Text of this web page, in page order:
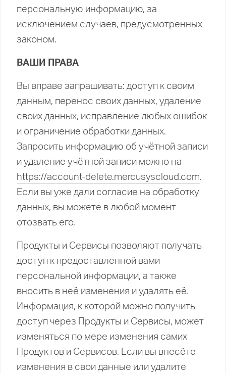
персональную информацию, за
исключением случаев, предусмотренных
законом.
ВАШИ ПРАВА
Вы вправе запрашивать: доступ к своим
данным, перенос своих данных, удаление
своих данных, исправление любых ошибок
и ограничение обработки данных.
Запросить информацию об учётной записи
и удаление учётной записи можно на
https://account-delete.mercusyscloud.com.
Если вы уже дали согласие на обработку
данных, вы можете в любой момент
отозвать его.
Продукты и Сервисы позволяют получать
доступ к предоставленной вами
персональной информации, а также
вносить в неё изменения и удалять её.
Информация, к которой можно получить
доступ через Продукты и Сервисы, может
изменяться по мере изменения самих
Продуктов и Сервисов. Если вы внесёте
изменения в свои данные или удалите